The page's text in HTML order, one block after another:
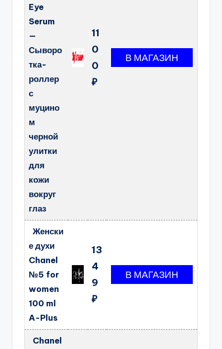
Eye
Serum
—
Сыворо
тка-
роллер
с
муцино
м
черной
улитки
для
кожи
вокруг
глаз
11
0
0
₽
Женски
е духи
Chanel
№5 for
women
100 ml
A-Plus
13
4
9
₽
Chanel